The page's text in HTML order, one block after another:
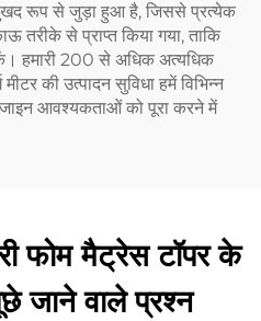
रूप से जुड़ा हुआ है, जिससे प्रत्येक
तरीके से प्राप्त किया गया, ताकि
हमारी 200 से अधिक अत्यधिक
की उत्पादन सुविधा हमें विभिन्न
आवश्यकताओं को पूरा करने में
फोम मैट्रेस टॉपर के
जाने वाले प्रश्न